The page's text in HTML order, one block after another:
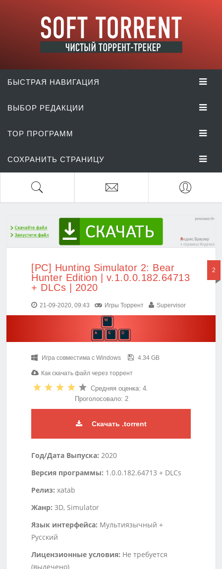
БЫСТРАЯ НАВИГАЦИЯ
ВЫБОР РЕДАКЦИИ
TOP ПРОГРАММ
СОХРАНИТЬ СТРАНИЦУ
[PC] Hunting Simulator 2: Bear
Hunter Edition | v.1.0.0.182.64713
+ DLCs | 2020
2
21-09-2020, 09:43 Игры Торрент Supervisor
Игра совместима с Windows 4.34 GB
Как скачать файл через торрент
Средняя оценка: 4.
Проголосовало: 2
Скачать .torrent
Год/Дата Выпуска: 2020
Версия программы: 1.0.0.182.64713 + DLCs
Релиз: xatab
Жанр: 3D, Simulator
Язык интерфейса: Мультиязычный +
Русский
Лицензионные условия: Не требуется
(вылечено)